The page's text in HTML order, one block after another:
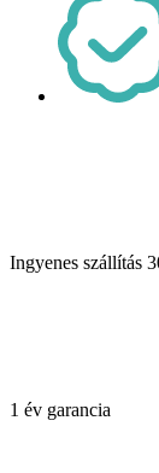
Ingyenes szállítás
1 év garancia